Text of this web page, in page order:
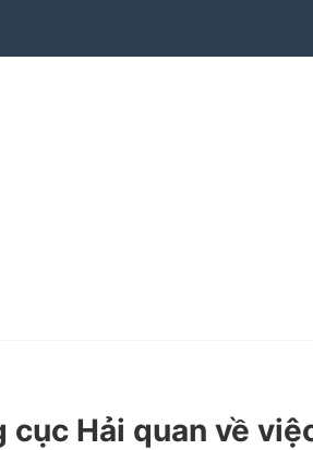
Hải quan về